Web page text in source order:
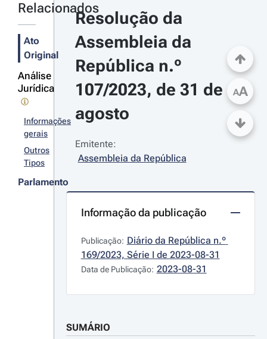
Relacionados
Ato
Original
Análise
Jurídica
Informações
gerais
Outros
Tipos
Parlamento
Resolução da
Assembleia da
República n.º
107/2023, de 31 de
agosto
Emitente:
Assembleia da República
Informação da publicação
Publicação: Diário da República n.º
169/2023, Série I de 2023-08-31
Data de Publicação: 2023-08-31
SUMÁRIO
AA